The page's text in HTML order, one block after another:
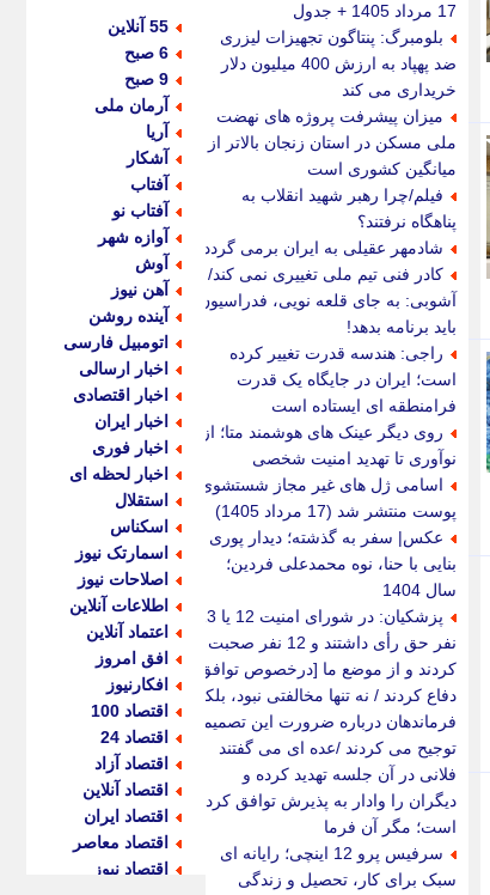
17 مرداد 1405 + جدول
بلومبرگ: پنتاگون تجهیزات لیزری
ضد پهپاد به ارزش 400 میلیون دلار
خریداری می کند
میزان پیشرفت پروژه های نهضت
ملی مسکن در استان زنجان بالاتر از
میانگین کشوری است
فیلم/چرا رهبر شهید انقلاب به
پناهگاه نرفتند؟
شادمهر عقیلی به ایران برمی گردد؟
کادر فنی تیم ملی تغییری نمی کند/
آشوبی: به جای قلعه نویی، فدراسیون
باید برنامه بدهد!
راجی: هندسه قدرت تغییر کرده
است؛ ایران در جایگاه یک قدرت
فرامنطقه ای ایستاده است
روی دیگر عینک های هوشمند متا؛ از
نوآوری تا تهدید امنیت شخصی
اسامی ژل های غیر مجاز شستشوی
پوست منتشر شد (17 مرداد 1405)
عکس| سفر به گذشته؛ دیدار پوری
بنایی با حنا، نوه محمدعلی فردین؛
سال 1404
پزشکیان: در شورای امنیت 12 یا 13
نفر حق رأی داشتند و 12 نفر صحبت
کردند و از موضع ما [درخصوص توافق]
دفاع کردند / نه تنها مخالفتی نبود، بلکه
فرماندهان درباره ضرورت این تصمیم
توجیح می کردند /عده ای می گفتند
فلانی در آن جلسه تهدید کرده و
دیگران را وادار به پذیرش توافق کرده
است؛ مگر آن فرما
سرفیس پرو 12 اینچی؛ رایانه ای
سبک برای کار، تحصیل و زندگی
55 آنلاین
6 صبح
9 صبح
آرمان ملی
آریا
آشکار
آفتاب
آفتاب نو
آوازه شهر
آوش
آهن نیوز
آینده روشن
اتومبیل فارسی
اخبار ارسالی
اخبار اقتصادی
اخبار ایران
اخبار فوری
اخبار لحظه ای
استقلال
اسکناس
اسمارتک نیوز
اصلاحات نیوز
اطلاعات آنلاین
اعتماد آنلاین
افق امروز
افکارنیوز
اقتصاد 100
اقتصاد 24
اقتصاد آزاد
اقتصاد آنلاین
اقتصاد ایران
اقتصاد معاصر
اقتصاد نیوز